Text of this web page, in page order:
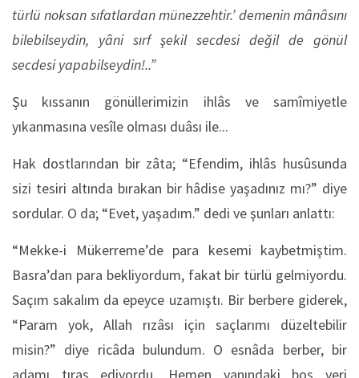
türlü noksan sıfatlardan münezzehtir.’ demenin mânâsını
bilebilseydin, yâni sırf şekil secdesi değil de gönül
secdesi yapabilseydin!..”
Şu kıssanın gönüllerimizin ihlâs ve samîmiyetle
yıkanmasına vesîle olması duâsı ile...
Hak dostlarından bir zâta; “Efendim, ihlâs husûsunda
sizi tesiri altında bırakan bir hâdise yaşadınız mı?” diye
sordular. O da; “Evet, yaşadım.” dedi ve şunları anlattı:
“Mekke-i Mükerreme’de para kesemi kaybetmiştim.
Basra’dan para bekliyordum, fakat bir türlü gelmiyordu.
Saçım sakalım da epeyce uzamıştı. Bir berbere giderek,
“Param yok, Allah rızâsı için saçlarımı düzeltebilir
misin?” diye ricâda bulundum. O esnâda berber, bir
adamı tıraş ediyordu. Hemen yanındaki boş yeri